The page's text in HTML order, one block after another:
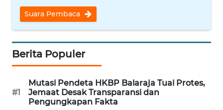
Suara Pembaca
Berita Populer
#1
Mutasi Pendeta HKBP Balaraja Tuai Protes,
Jemaat Desak Transparansi dan
Pengungkapan Fakta
SUBANG
WN
SUKABUMI
WN
PURWAKARTA
WN